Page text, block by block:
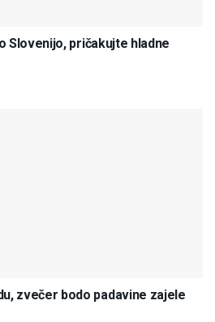
Slovenijo, pričakujte hladne
zvečer bodo padavine zajele